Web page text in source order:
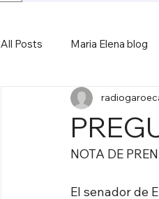
All Posts Maria Elena blog
Turismo y Naturaleza
MisceláneaNOTA DE
El senador de